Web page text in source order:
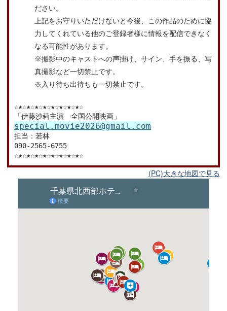
ださい。
上記をお守りいただけないと今後、この作品のために協
力してくれている他のご登録者様に情報を配信できなく
なる可能性があります。
※撮影中のキャストへの声掛け、サイン、手を振る、写
真撮影など一切禁止です。
※入り待ち出待ちも一切禁止です。
☆★☆★☆★☆★☆★☆★☆★☆★☆
「伊藤沙莉主演 全国公開映画」
special.movie2026@gmail.com
担当：若林
090-2565-6755
☆★☆★☆★☆★☆★☆★☆★☆★☆
(PC)大きな地図で見る